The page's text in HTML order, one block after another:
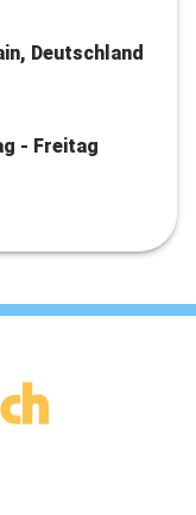
Deutschland
- Freitag